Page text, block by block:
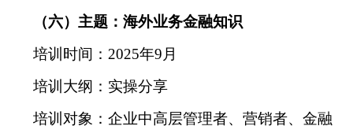
（六）主题：海外业务金融知识
培训时间：2025年9月
培训大纲 ： 实操分享
培训对象 ： 企业中高层管理者、营销者、金融